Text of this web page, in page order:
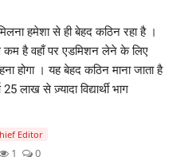
हमेशा से ही बेहद कठिन रहा है ।
है वहाँ पर एडमिशन लेने के लिए
होगा । यह बेहद कठिन माना जाता है
लाख से ज़्यादा विद्यार्थी भाग
Public Figure • 30 Mar,
Editor
1 0